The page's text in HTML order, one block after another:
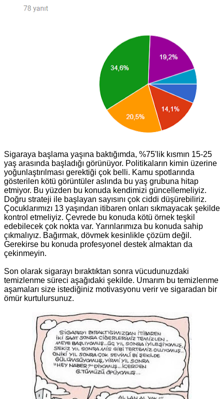
Sigaraya başlama yaşına baktığımda, %75'lik kısmın 15-25
yaş arasında başladığı görünüyor. Politikaların kimin üzerine
yoğunlaştırılması gerektiği çok belli. Kamu spotlarında
gösterilen kötü görüntüler aslında bu yaş grubuna hitap
etmiyor. Bu yüzden bu konuda kendimizi güncellemeliyiz.
Doğru strateji ile başlayan sayısını çok ciddi düşürebiliriz.
Çocuklarımızı 13 yaşından itibaren onları sıkmayacak şekilde
kontrol etmeliyiz. Çevrede bu konuda kötü örnek teşkil
edebilecek çok nokta var. Yarınlarımıza bu konuda sahip
çıkmalıyız. Bağırmak, dövmek kesinlikle çözüm değil.
Gerekirse bu konuda profesyonel destek almaktan da
çekinmeyin.
Son olarak sigarayı bıraktıktan sonra vücudunuzdaki
temizlenme süreci aşağıdaki şekilde. Umarım bu temizlenme
aşamaları size istediğiniz motivasyonu verir ve sigaradan bir
ömür kurtulursunuz.